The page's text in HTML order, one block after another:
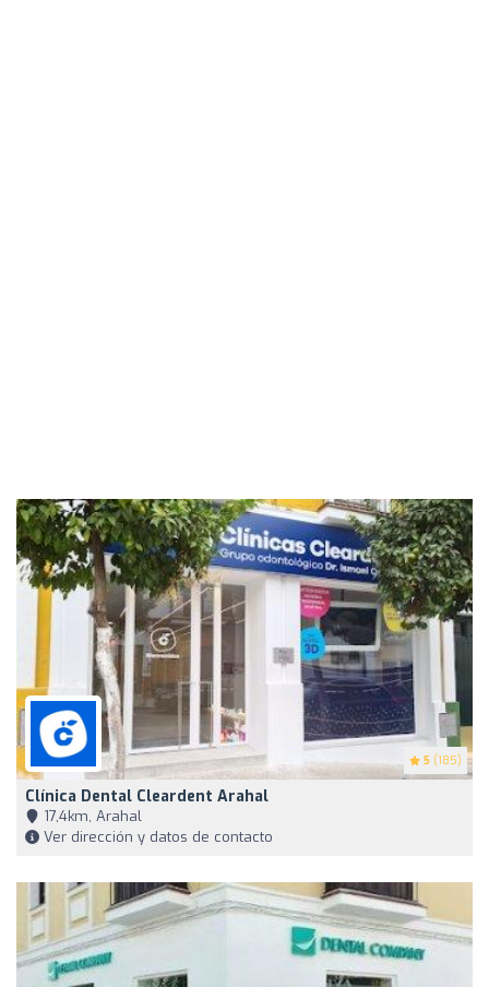
5 (185)
Clínica Dental Cleardent Arahal
17,4km, Arahal
Ver dirección y datos de contacto